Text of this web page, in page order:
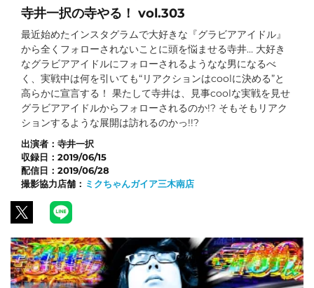
寺井一択の寺やる！ vol.303
最近始めたインスタグラムで大好きな『グラビアアイドル』
から全くフォローされないことに頭を悩ませる寺井… 大好き
なグラビアアイドルにフォローされるようなな男になるべ
く、実戦中は何を引いても“リアクションはcoolに決める”と
高らかに宣言する！ 果たして寺井は、見事coolな実戦を見せ
グラビアアイドルからフォローされるのか!? そもそもリアク
ションするような展開は訪れるのかっ!!?
出演者： 寺井一択
収録日： 2019/06/15
配信日： 2019/06/28
撮影協力店舗： ミクちゃんガイア三木南店